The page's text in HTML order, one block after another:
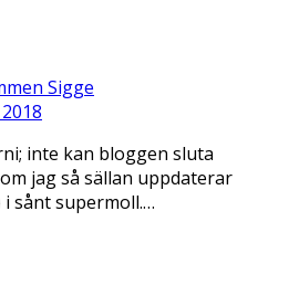
Sigge
inte kan bloggen sluta
jag så sällan uppdaterar
i sånt supermoll.…